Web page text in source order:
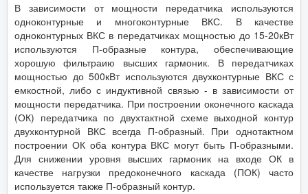
В зависимости от мощности передатчика используются
одноконтурные и многоконтурные ВКС. В качестве
одноконтурных ВКС в передатчиках мощностью до 15-20кВт
используются П-образные контура, обеспечивающие
хорошую фильтраию высших гармоник. В передатчиках
мощностью до 500кВт используются двухконтурные ВКС с
емкостной, либо с индуктивной связью - в зависимости от
мощности передатчика. При построении оконечного каскада
(ОК) передатчика по двухтактной схеме выходной контур
двухконтурной ВКС всегда П-образный. При однотактном
построении ОК оба контура ВКС могут быть П-образными.
Для снижении уровня высших гармоник на входе ОК в
качестве нагрузки предоконечного каскада (ПОК) часто
используется также П-образный контур.